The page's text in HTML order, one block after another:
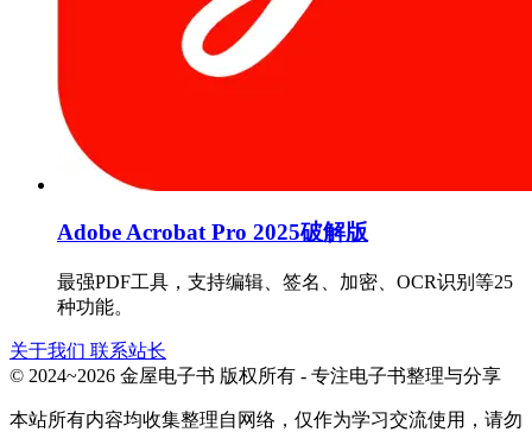
Adobe Acrobat Pro 2025破解版
最强PDF工具，支持编辑、签名、加密、OCR识别等25
种功能。
关于我们 联系站长
© 2024~2026 金屋电子书 版权所有 - 专注电子书整理与分享
本站所有内容均收集整理自网络，仅作为学习交流使用，请勿